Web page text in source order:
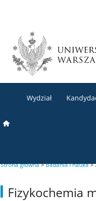
Wydział
Strona główna>Badania i nauka>
Fizykochemia